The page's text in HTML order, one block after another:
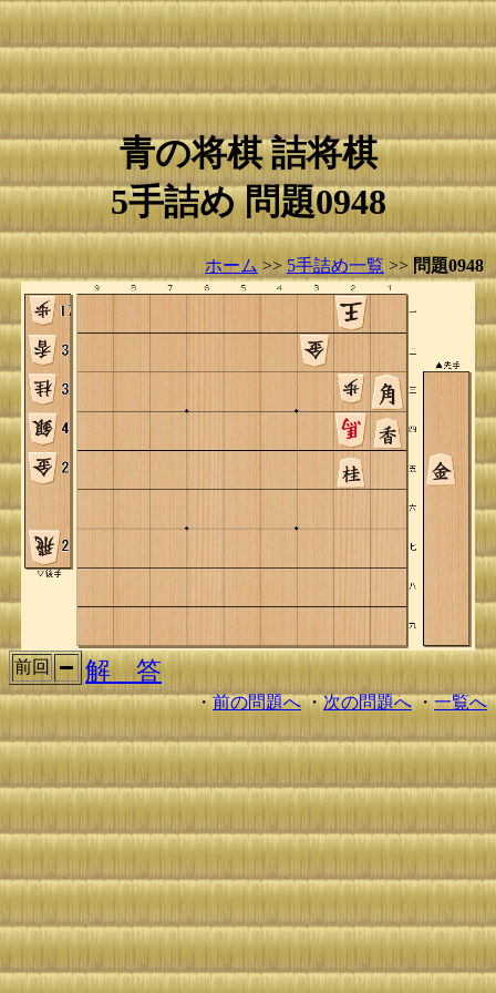
青の将棋 詰将棋
5手詰め 問題0948
ホーム >> 5手詰め一覧 >> 問題0948
前回 解 答
・前の問題へ・次の問題へ・一覧へ